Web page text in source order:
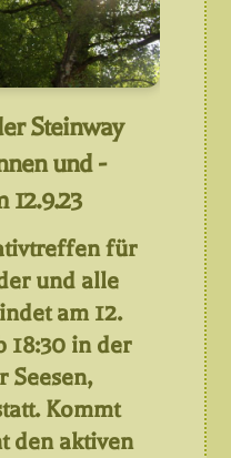
Steinway
und -
12.9.23
für
und alle
am 12.
18:30 in der
Seesen,
Kommt
den aktiven